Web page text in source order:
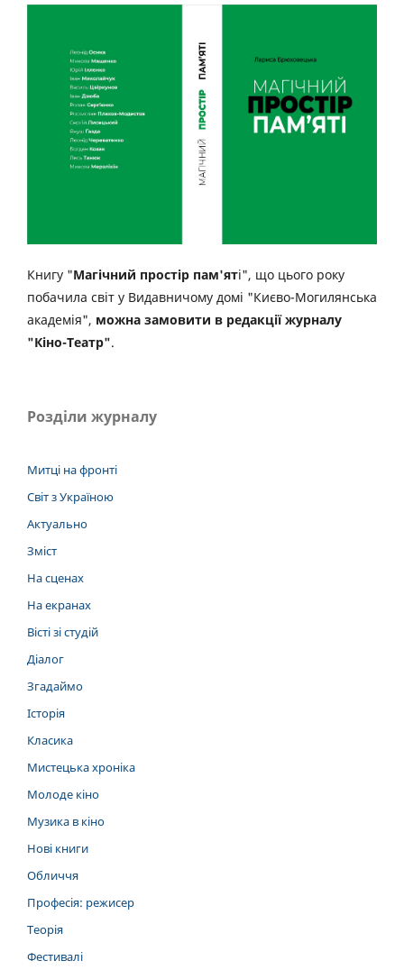
Книгу "Магічний простір пам'яті", що цього року
побачила світ у Видавничому домі "Києво-Могилянська
академія", можна замовити в редакції журналу
"Кіно-Театр".
Розділи журналу
Митці на фронті
Світ з Україною
Актуально
Зміст
На сценах
На екранах
Вісті зі студій
Діалог
Згадаймо
Історія
Класика
Мистецька хроніка
Молоде кіно
Музика в кіно
Нові книги
Обличчя
Професія: режисер
Теорія
Фестивалі